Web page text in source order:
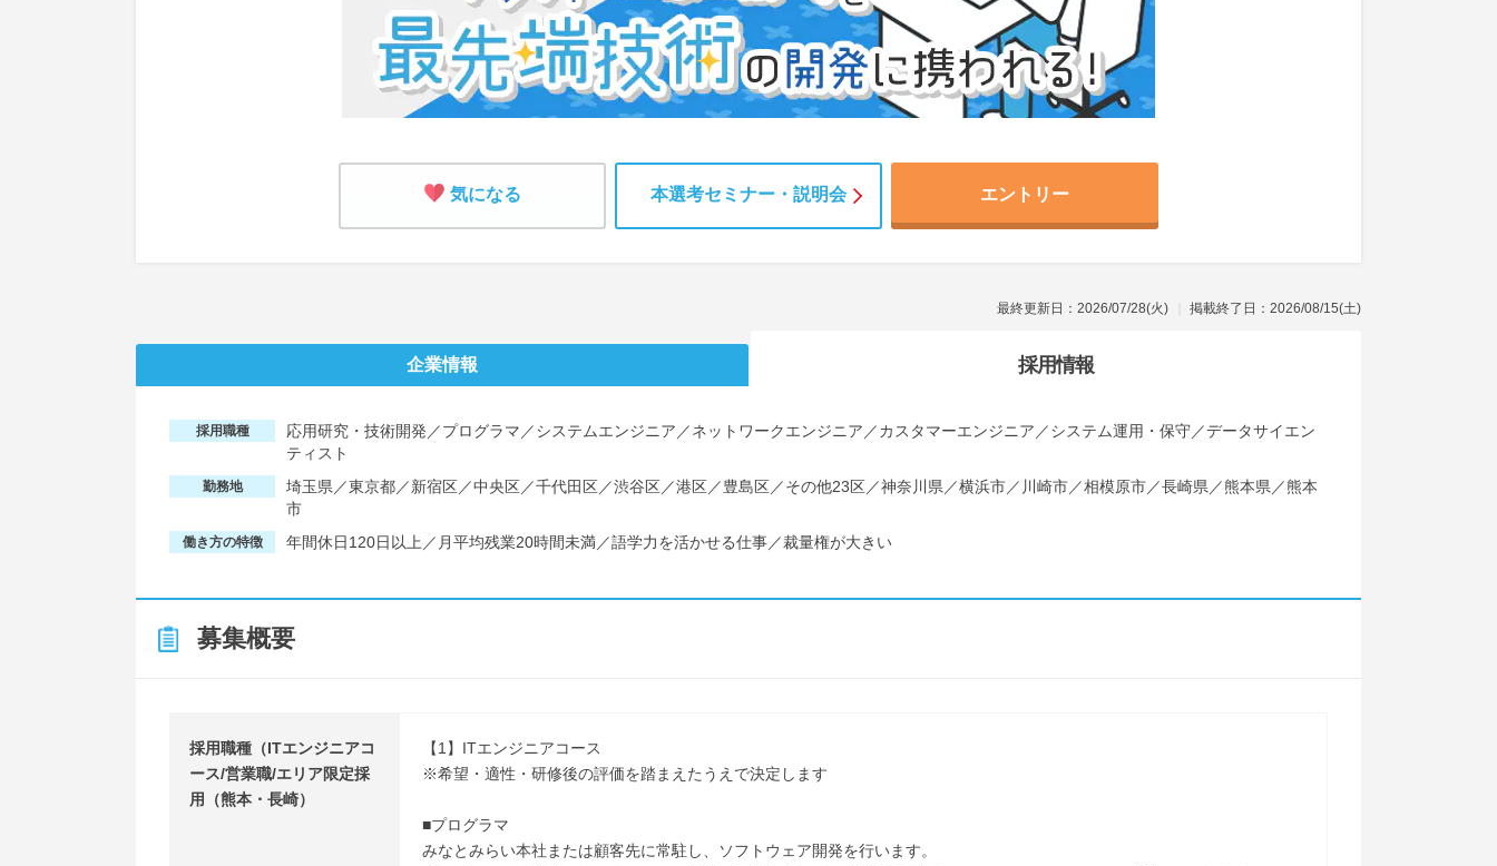
気になる 本選考セミナー・説明会 エントリー
最終更新日：2026/07/28(火) 掲載終了日：2026/08/15(土)
企業情報 採用情報
採用職種
応用研究・技術開発／プログラマ／システムエンジニア／ネットワークエンジニア／カスタマーエンジニア／システム運用・保守／データサイエン
ティスト
勤務地
埼玉県／東京都／新宿区／中央区／千代田区／渋谷区／港区／豊島区／その他23区／神奈川県／横浜市／川崎市／相模原市／長崎県／熊本県／熊本
市
働き方の特徴 年間休日120日以上／月平均残業20時間未満／語学力を活かせる仕事／裁量権が大きい
募集概要
採用職種（ITエンジニアコ
ース/営業職/エリア限定採
用（熊本・長崎）
【1】ITエンジニアコース
※希望・適性・研修後の評価を踏まえたうえで決定します
■プログラマ
みなとみらい本社または顧客先に常駐し、ソフトウェア開発を行います。